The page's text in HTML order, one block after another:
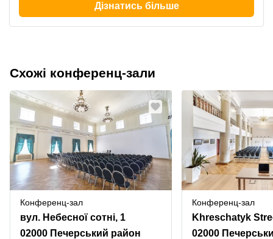
Дізнатись більше
Схожі конференц-зали
Конференц-зал
вул. Небесної сотні, 1
02000 Печерський район
Конференц-зал
Khreschatyk
02000